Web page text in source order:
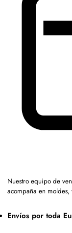
Nuestro equipo de
acompaña en
Envíos por toda